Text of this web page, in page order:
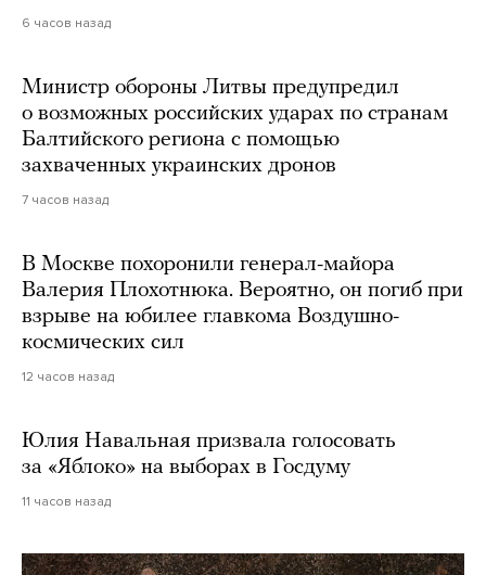
6 часов назад
Министр обороны Литвы предупредил
о возможных российских ударах по странам
Балтийского региона с помощью
захваченных украинских дронов
7 часов назад
В Москве похоронили генерал-майора
Валерия Плохотнюка. Вероятно, он погиб при
взрыве на юбилее главкома Воздушно-
космических сил
12 часов назад
Юлия Навальная призвала голосовать
за «Яблоко» на выборах в Госдуму
11 часов назад